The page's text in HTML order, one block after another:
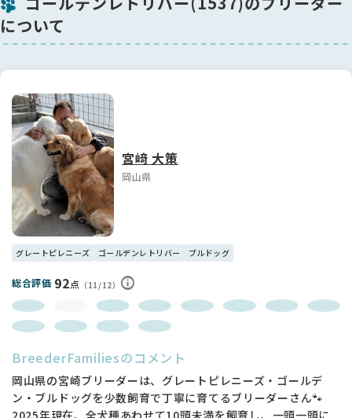
について
宮﨑 大策
岡山県
グレートピレニーズ ゴールデンレトリバー ブルドッグ
総合評価 92点 （11/12）
BreederFamiliesのコメント
岡山県の宮崎ブリーダーは、グレートピレニーズ・ゴールデ
ン・ブルドッグを少数飼育で丁寧に育てるブリーダーさん🐾
2025年現在、全犬種あわせて10頭未満を飼育し、一頭一頭に